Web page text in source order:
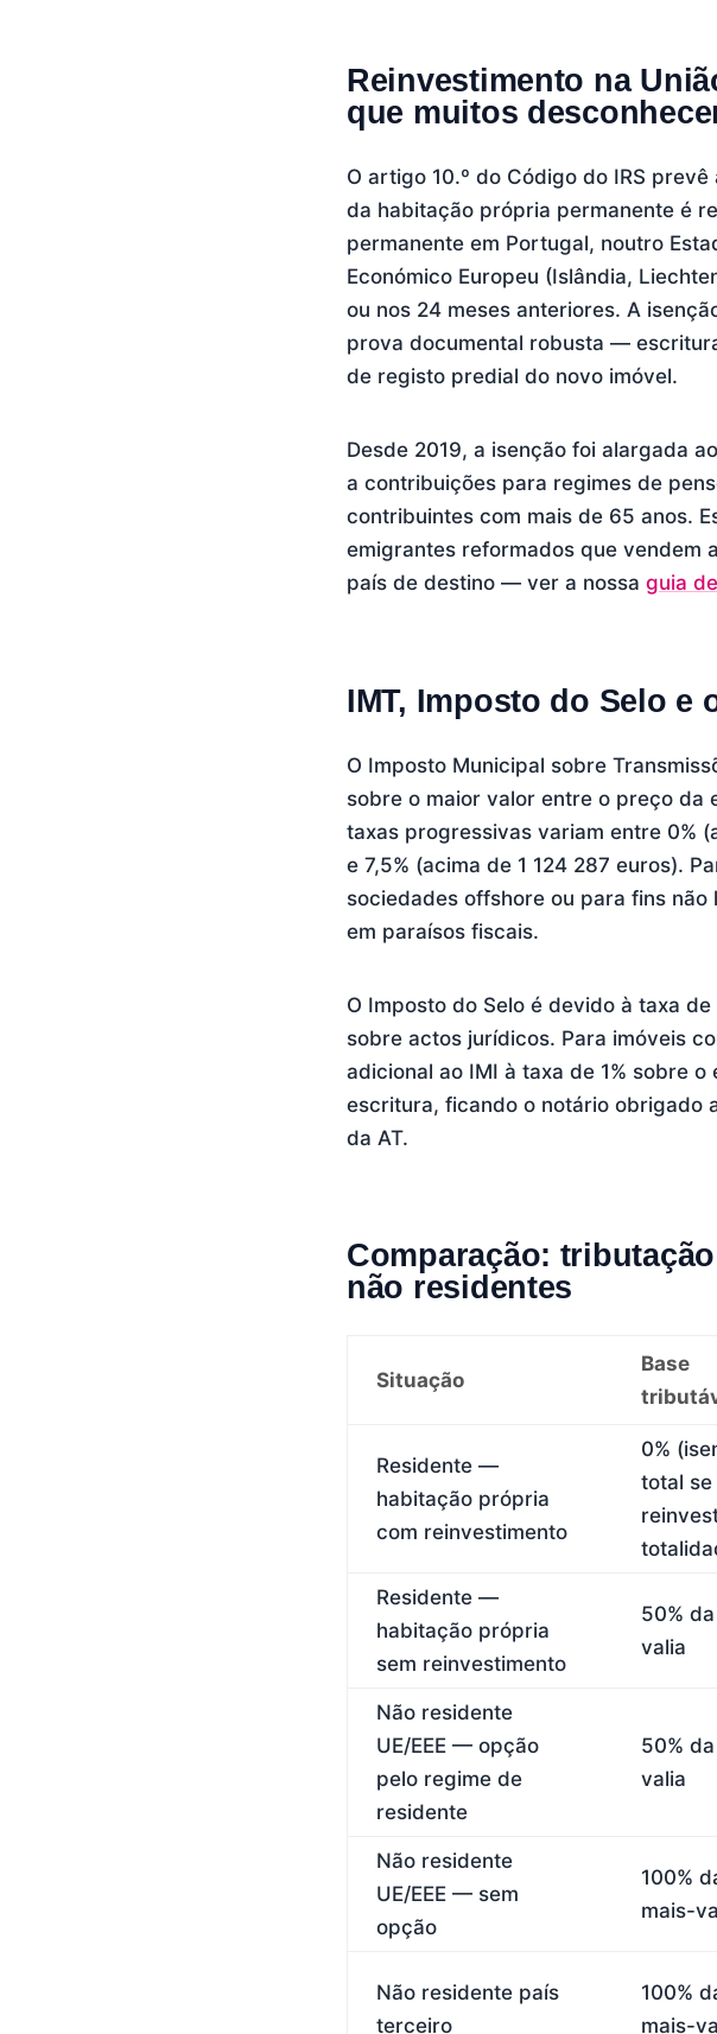
Reinvestimento na
que muitos
O artigo 10.º do Código do IRS
da habitação própria permanente é
permanente em Portugal, noutro
Económico Europeu (Islândia,
ou nos 24 meses anteriores. A
prova documental robusta —
de registo predial do novo imóvel.
Desde 2019, a isenção foi alargada
a contribuições para regimes de
contribuintes com mais de 65 anos.
emigrantes reformados que vendem
país de destino — ver a nossa guia
IMT, Imposto do Selo e
O Imposto Municipal sobre
sobre o maior valor entre o preço da
taxas progressivas variam entre 0%
e 7,5% (acima de 1 124 287 euros).
sociedades offshore ou para fins não
em paraísos fiscais.
O Imposto do Selo é devido à taxa
sobre actos jurídicos. Para imóveis
adicional ao IMI à taxa de 1% sobre
escritura, ficando o notário obrigado
da AT.
Comparação:
não residentes
Situação
Base
Residente —
habitação própria
com reinvestimento
0%
total se
Residente —
habitação própria
sem reinvestimento
50%
valia
Não residente
UE/EEE — opção
pelo regime de
residente
50%
valia
Não residente
UE/EEE — sem
opção
100%
mais-
Não residente país
terceiro
100%
mais-